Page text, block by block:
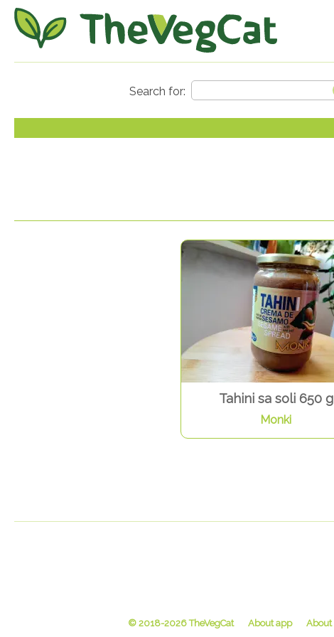
Tahini sa soli 650 g
Monki
© 2018-2026 TheVegCat